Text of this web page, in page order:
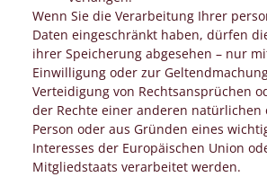
Wenn Sie die Verarbeitung Ihrer
Daten eingeschränkt haben, dürfen
ihrer Speicherung abgesehen – nur
Einwilligung oder zur
Verteidigung von Rechtsansprüchen
der Rechte einer anderen natürlichen
Person oder aus Gründen eines
Interesses der Europäischen Union
Mitgliedstaats verarbeitet werden.